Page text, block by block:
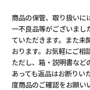
商品の保管、取り扱いに
一不良品等がございまし
ていただきます。また未
おります。お気軽にご相
ただし、箱・説明書など
あっても返品はお断りい
度商品のご確認をお願い